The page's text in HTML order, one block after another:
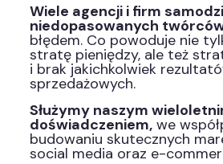
Wiele agencji i firm
niedopasowanych
błędem. Co powoduje nie
stratę pieniędzy, ale też
i brak jakichkolwiek
sprzedażowych.
Służymy naszym
doświadczeniem,we
budowaniu skutecznych
social media oraz e-